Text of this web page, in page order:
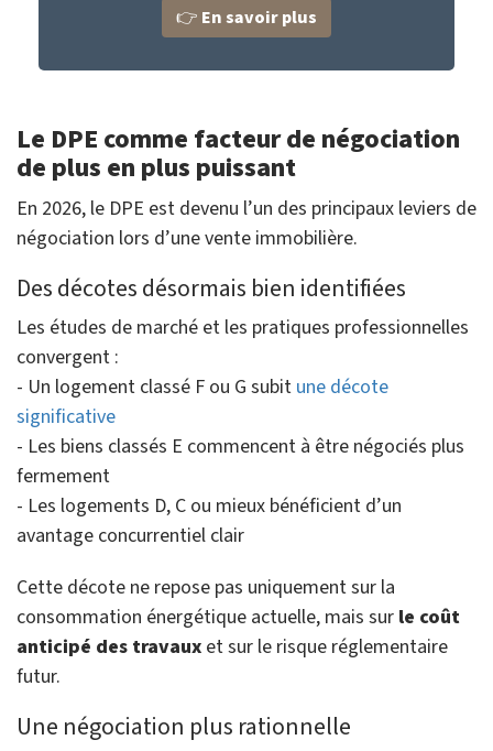
👉 En savoir plus
Le DPE comme facteur de négociation
de plus en plus puissant
En 2026, le DPE est devenu l’un des principaux leviers de
négociation lors d’une vente immobilière.
Des décotes désormais bien identifiées
Les études de marché et les pratiques professionnelles
convergent :
- Un logement classé F ou G subit une décote
significative
- Les biens classés E commencent à être négociés plus
fermement
- Les logements D, C ou mieux bénéficient d’un
avantage concurrentiel clair
Cette décote ne repose pas uniquement sur la
consommation énergétique actuelle, mais sur le coût
anticipé des travaux et sur le risque réglementaire
futur.
Une négociation plus rationnelle